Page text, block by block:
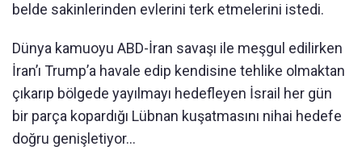
belde sakinlerinden evlerini terk etmelerini istedi.
Dünya kamuoyu ABD-İran savaşı ile meşgul edilirken
İran’ı Trump’a havale edip kendisine tehlike olmaktan
çıkarıp bölgede yayılmayı hedefleyen İsrail her gün
bir parça kopardığı Lübnan kuşatmasını nihai hedefe
doğru genişletiyor…